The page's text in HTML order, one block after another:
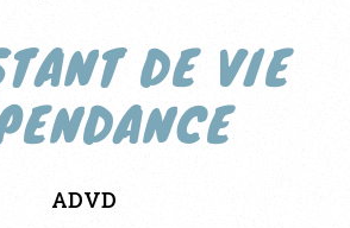
DE VIE
ADVD